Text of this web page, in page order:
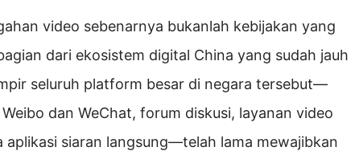
video sebenarnya bukanlah kebijakan yang
dari ekosistem digital China yang sudah jauh
seluruh platform besar di negara tersebut—
dan WeChat, forum diskusi, layanan video
siaran langsung—telah lama mewajibkan